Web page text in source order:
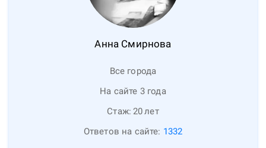
Анна Смирнова
Все города
На сайте 3 года
Стаж: 20лет
Ответов на сайте: 1332